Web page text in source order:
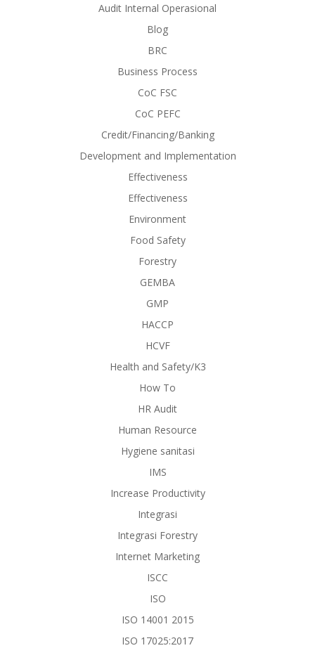
Audit Internal Operasional
Blog
BRC
Business Process
CoC FSC
CoC PEFC
Credit/Financing/Banking
Development and Implementation
Effectiveness
Effectiveness
Environment
Food Safety
Forestry
GEMBA
GMP
HACCP
HCVF
Health and Safety/K3
How To
HR Audit
Human Resource
Hygiene sanitasi
IMS
Increase Productivity
Integrasi
Integrasi Forestry
Internet Marketing
ISCC
ISO
ISO 14001 2015
ISO 17025:2017